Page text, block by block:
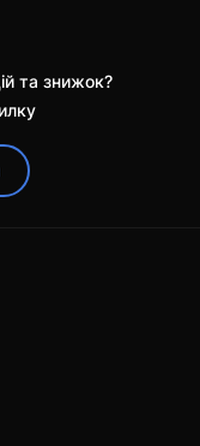
та знижок?